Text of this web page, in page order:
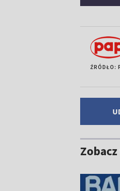
ŹRÓDŁO: